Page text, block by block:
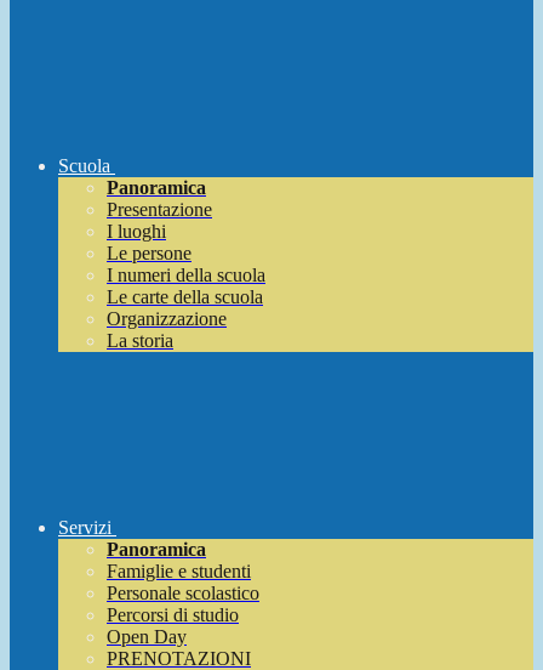
Scuola
Panoramica
Presentazione
I luoghi
Le persone
I numeri della scuola
Le carte della scuola
Organizzazione
La storia
Servizi
Panoramica
Famiglie e studenti
Personale scolastico
Percorsi di studio
Open Day
PRENOTAZIONI